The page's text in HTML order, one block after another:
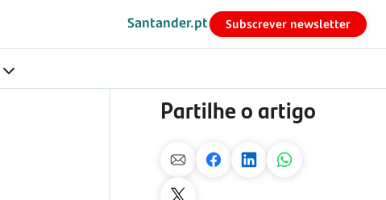
Santander.pt Subscrever newsletter
Partilhe o artigo